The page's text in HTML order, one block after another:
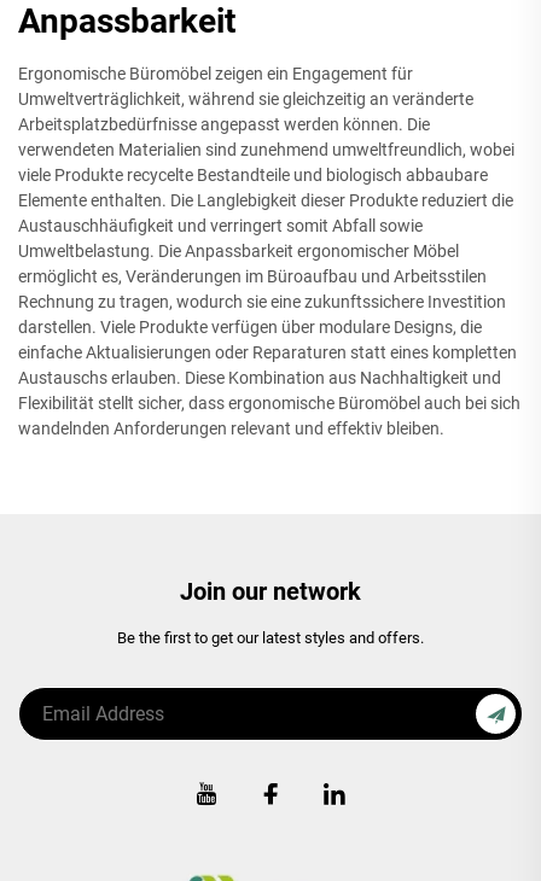
Anpassbarkeit
Ergonomische Büromöbel zeigen ein Engagement für
Umweltverträglichkeit, während sie gleichzeitig an veränderte
Arbeitsplatzbedürfnisse angepasst werden können. Die
verwendeten Materialien sind zunehmend umweltfreundlich, wobei
viele Produkte recycelte Bestandteile und biologisch abbaubare
Elemente enthalten. Die Langlebigkeit dieser Produkte reduziert die
Austauschhäufigkeit und verringert somit Abfall sowie
Umweltbelastung. Die Anpassbarkeit ergonomischer Möbel
ermöglicht es, Veränderungen im Büroaufbau und Arbeitsstilen
Rechnung zu tragen, wodurch sie eine zukunftssichere Investition
darstellen. Viele Produkte verfügen über modulare Designs, die
einfache Aktualisierungen oder Reparaturen statt eines kompletten
Austauschs erlauben. Diese Kombination aus Nachhaltigkeit und
Flexibilität stellt sicher, dass ergonomische Büromöbel auch bei sich
wandelnden Anforderungen relevant und effektiv bleiben.
Join our network
Be the first to get our latest styles and offers.